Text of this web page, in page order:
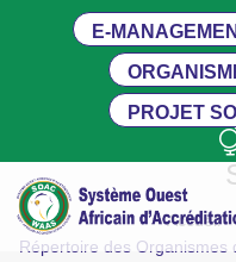
E-
PROJET
Accueil /
Répertoire des Organismes